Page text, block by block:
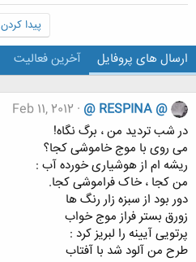
پیدا کردن
ارسال های پروفایل آخرین فعالیت
@ RESPINA @
Feb 11, 2012
در شب تردید من ، برگ نگاه!
می روی با موج خاموشی کجا؟
ریشه ام از هوشیاری خورده آب :
من کجا ، خاک فراموشی کجا.
دور بود از سبزه زار رنگ ها
زورق بستر فراز موج خواب
پرتویی آیینه را لبریز کرد :
طرح من آلود شد با آفتاب